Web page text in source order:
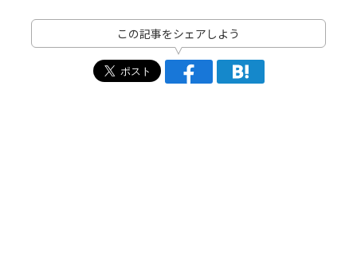
この記事をシェアしよう